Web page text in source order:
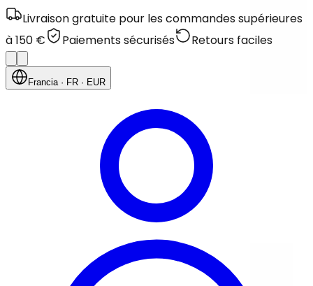
Livraison gratuite pour les commandes supérieures
à 150 €
Paiements sécurisés Retours faciles
Francia· FR · EUR